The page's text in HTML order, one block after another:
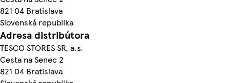
821 04 Bratislava
Slovenská republika
Adresa distribútora
TESCO STORES SR, a.s.
Cesta na Senec 2
821 04 Bratislava